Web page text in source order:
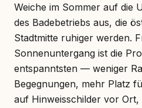
Weiche im Sommer auf die
des Badebetriebs aus, die
Stadtmitte ruhiger werden.
Sonnenuntergang ist die
entspanntsten — weniger
Begegnungen, mehr Platz
auf Hinweisschilder vor Ort,